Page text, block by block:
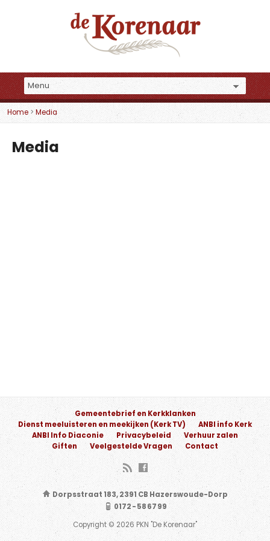
Home > Media
Media
Gemeentebrief en Kerkklanken
Dienst meeluisteren en meekijken (Kerk TV)
ANBI info Kerk
ANBI Info Diaconie
Privacybeleid
Verhuur zalen
Giften
Veelgestelde Vragen Contact
Dorpsstraat 183, 2391 CB Hazerswoude-Dorp
0172 - 58 67 99
Copyright © 2026 PKN "De Korenaar"